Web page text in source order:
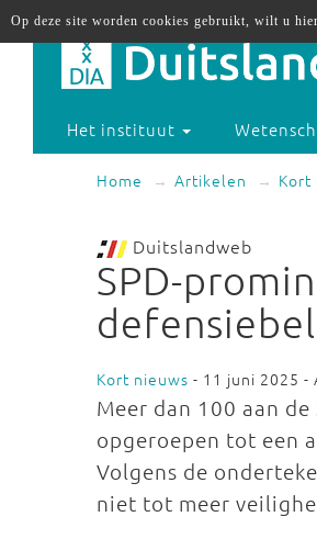
Het instituut
Home Artikelen Kort
Duitslandweb
SPD-
Kort nieuws - 11 juni 2025 -
Meer dan 100 aan
opgeroepen tot een
Volgens de
niet tot meer
Op deze site worden cookies gebruikt, wilt u